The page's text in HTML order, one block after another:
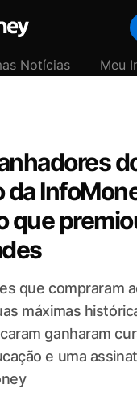
Notícias Meu
que
que compraram
máximas
ganharam
e uma